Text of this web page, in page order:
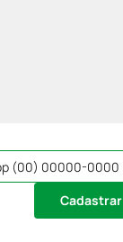
Cadastrar